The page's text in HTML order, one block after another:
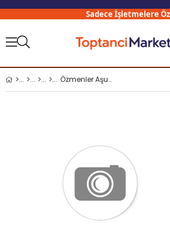
Sadece İşletmelere Özel
Özmenler Aşurelik Buğday 25 kg